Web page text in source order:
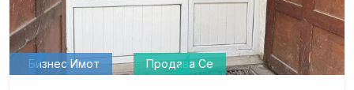
Бизнес Имот Продава Се